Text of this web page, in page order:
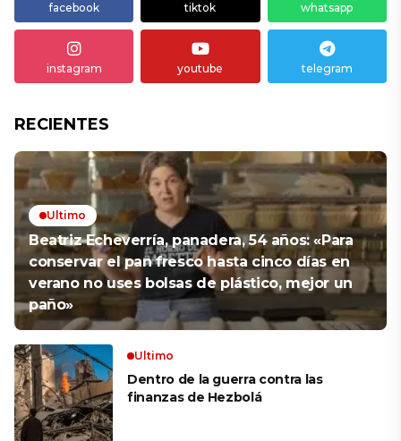
facebook tiktok whatsapp
instagram youtube telegram
RECIENTES
Ultimo
Beatriz Echeverría, panadera, 54 años: «Para
conservar el pan fresco hasta cinco días en
verano no uses bolsas de plástico, mejor un
paño»
Ultimo
Dentro de la guerra contra las
finanzas de Hezbolá